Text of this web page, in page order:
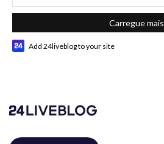
Carregue mais
Add 24liveblog to your site